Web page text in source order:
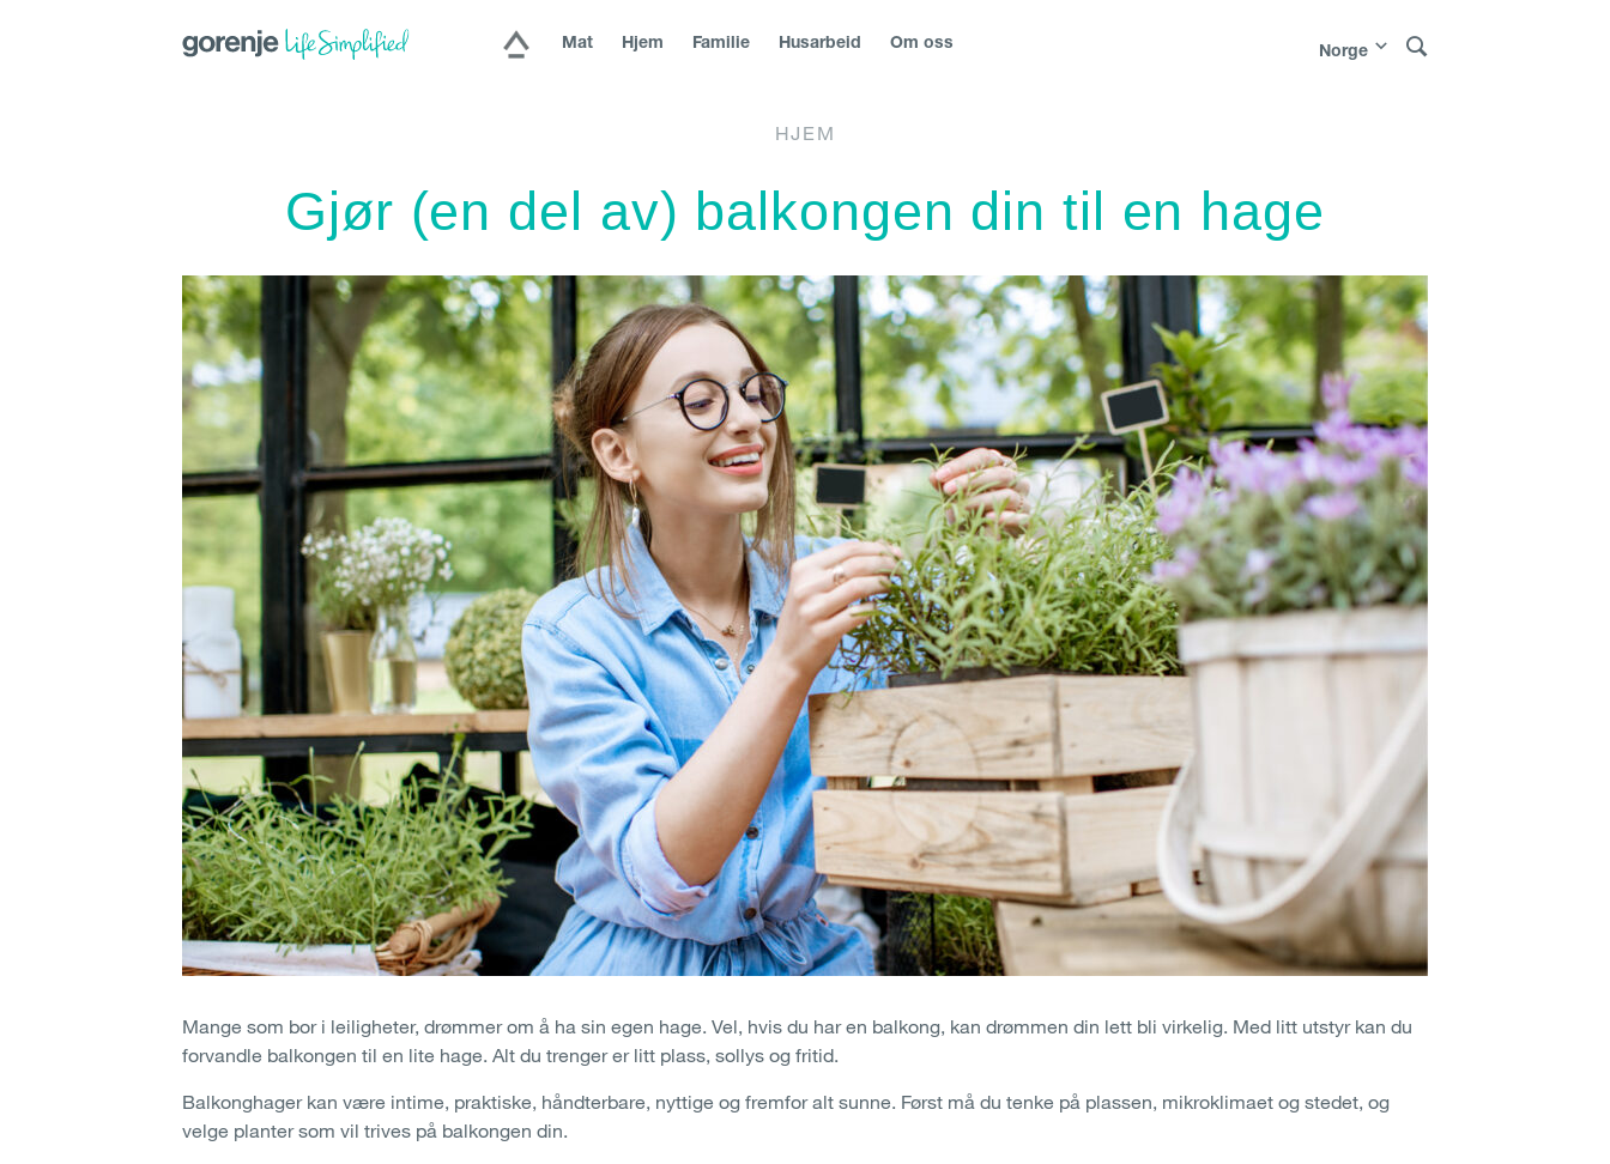
Mat Hjem Familie Husarbeid Om oss Norge
HJEM
Gjør (en del av) balkongen din til en hage
Mange som bor i leiligheter, drømmer om å ha sin egen hage. Vel, hvis du har en balkong, kan drømmen din lett bli virkelig. Med litt utstyr kan du
forvandle balkongen til en lite hage. Alt du trenger er litt plass, sollys og fritid.
Balkonghager kan være intime, praktiske, håndterbare, nyttige og fremfor alt sunne. Først må du tenke på plassen, mikroklimaet og stedet, og
velge planter som vil trives på balkongen din.